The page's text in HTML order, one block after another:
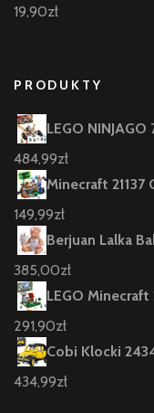
19,90zł
PRODUKTY
LEGO
484,99zł
Minecraft 21137
149,99zł
Berjuan Lalka
385,00zł
LEGO
291,90zł
Cobi Klocki
434,99zł